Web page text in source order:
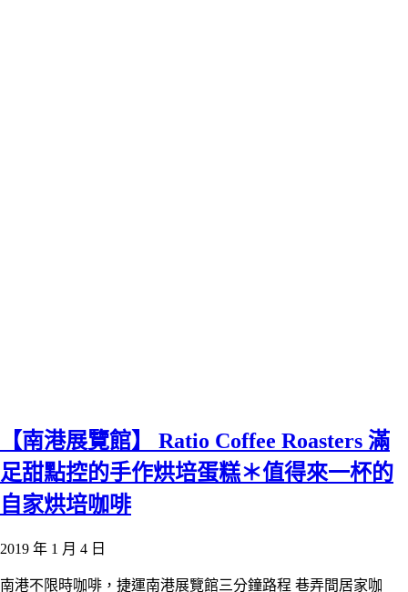
【南港展覽館】 Ratio Coffee Roasters 滿
足甜點控的手作烘培蛋糕＊值得來一杯的
自家烘培咖啡
2019 年 1 月 4 日
南港不限時咖啡，捷運南港展覽館三分鐘路程 巷弄間居家咖